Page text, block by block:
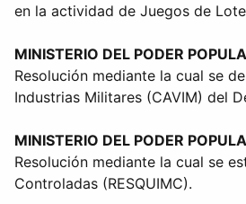
en la actividad de Juegos de
MINISTERIO DEL PODER
Resolución mediante la cual se
Industrias Militares (CAVIM) del
MINISTERIO DEL PODER
Resolución mediante la cual se
Controladas (RESQUIMC).